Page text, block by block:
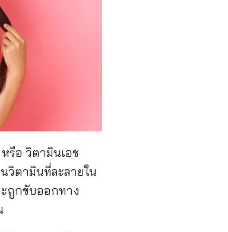
รือ วิตามินเอช
วิตามินที่ละลายใน
ถูกขับออกทาง